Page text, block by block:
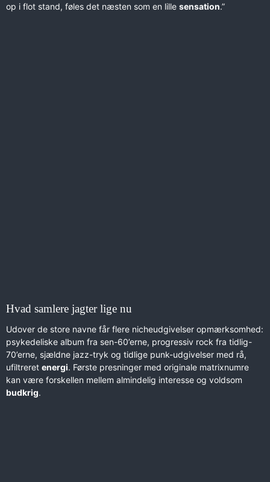
op i flot stand, føles det næsten som en lille sensation.”
Hvad samlere jagter lige nu
Udover de store navne får flere nicheudgivelser opmærksomhed:
psykedeliske album fra sen-60’erne, progressiv rock fra tidlig-
70’erne, sjældne jazz-tryk og tidlige punk-udgivelser med rå,
ufiltreret energi. Første presninger med originale matrixnumre
kan være forskellen mellem almindelig interesse og voldsom
budkrig.